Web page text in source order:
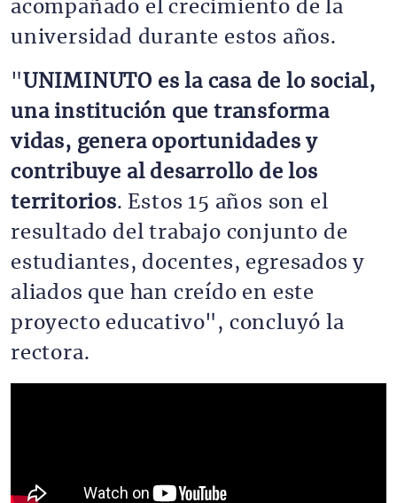
acompañado el crecimiento de la
universidad durante estos años.
" UNIMINUTO es la casa de lo social,
una institución que transforma
vidas, genera oportunidades y
contribuye al desarrollo de los
territorios. Estos 15 años son el
resultado del trabajo conjunto de
estudiantes, docentes, egresados y
aliados que han creído en este
proyecto educativo", concluyó la
rectora.